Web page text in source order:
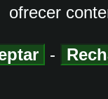
ofrecer
-